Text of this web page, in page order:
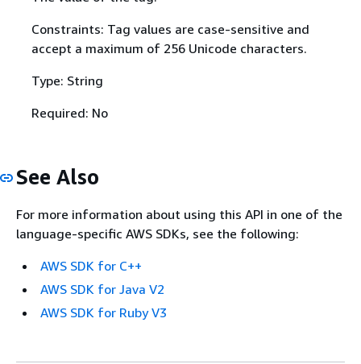
Constraints: Tag values are case-sensitive and
accept a maximum of 256 Unicode characters.
Type: String
Required: No
See Also
For more information about using this API in one of the
language-specific AWS SDKs, see the following:
AWS SDK for C++
AWS SDK for Java V2
AWS SDK for Ruby V3